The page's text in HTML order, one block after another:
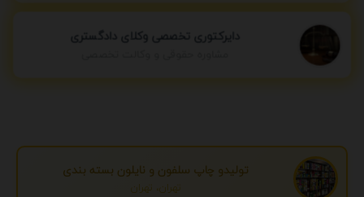
دایرکتوری تخصصی وکلای دادگستری
تولیدو چاپ سلفون و نایلون بسته بندی
تهران، تهران